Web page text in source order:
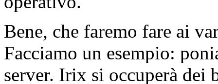
Bene, che faremo fare ai
Facciamo un esempio:
server. Irix si occuperà dei